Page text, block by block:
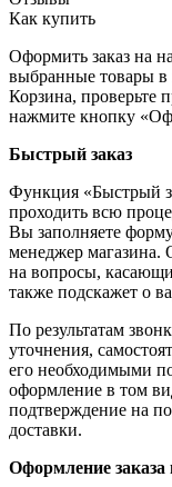
Как купить
Оформить заказ на
выбранные товары в
Корзина, проверьте
нажмите кнопку
Быстрый заказ
Функция «Быстрый
проходить всю
Вы заполняете
менеджер магазина.
на вопросы,
также подскажет о
По результатам
уточнения,
его необходимыми
оформление в том
подтверждение на
доставки.
Оформление